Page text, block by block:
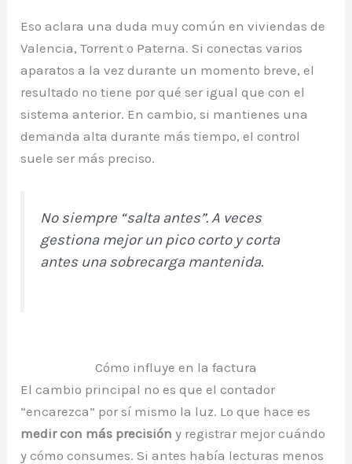
Eso aclara una duda muy común en viviendas de
Valencia, Torrent o Paterna. Si conectas varios
aparatos a la vez durante un momento breve, el
resultado no tiene por qué ser igual que con el
sistema anterior. En cambio, si mantienes una
demanda alta durante más tiempo, el control
suele ser más preciso.
No siempre “salta antes”. A veces
gestiona mejor un pico corto y corta
antes una sobrecarga mantenida.
Cómo influye en la factura
El cambio principal no es que el contador
“encarezca” por sí mismo la luz. Lo que hace es
medir con más precisión y registrar mejor cuándo
y cómo consumes. Si antes había lecturas menos